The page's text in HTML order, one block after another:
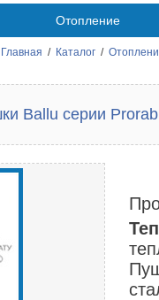
Отопление
Главная / Каталог /
Ballu серии Prorab